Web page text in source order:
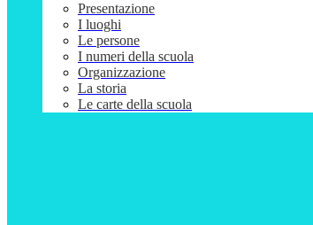
Presentazione
I luoghi
Le persone
I numeri della scuola
Organizzazione
La storia
Le carte della scuola